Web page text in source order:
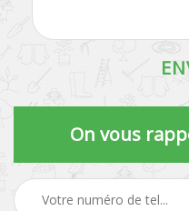
On vous